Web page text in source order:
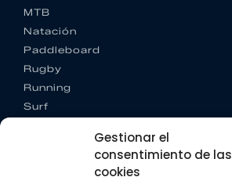
Gestionar el
consentimiento de las
cookies
MTB
Natación
Paddleboard
Rugby
Running
Surf